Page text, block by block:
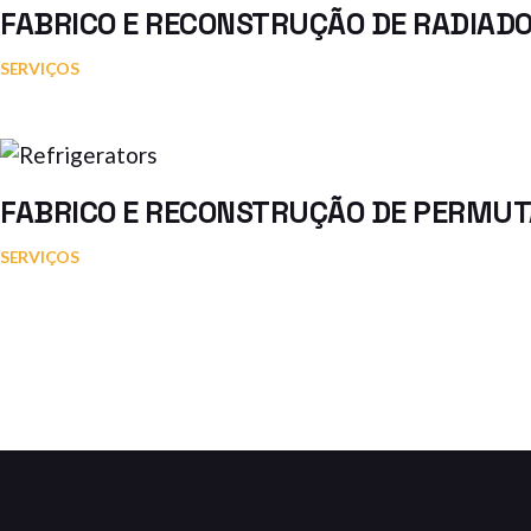
FABRICO E RECONSTRUÇÃO DE
SERVIÇOS
FABRICO E RECONSTRUÇÃO DE
SERVIÇOS